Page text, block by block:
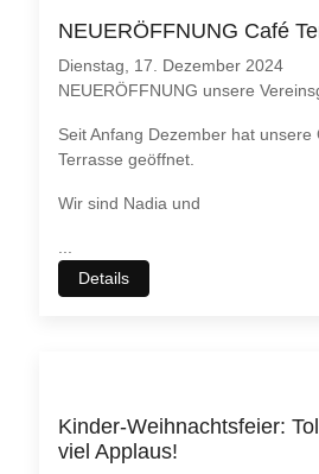
NEUERÖFFNUNG Café
Dienstag, 17. Dezember 2024
NEUERÖFFNUNG unsere
Seit Anfang Dezember hat unsere
Terrasse geöffnet.
Wir sind Nadia und
Details
Kinder-Weihnachtsfeier:
viel Applaus!